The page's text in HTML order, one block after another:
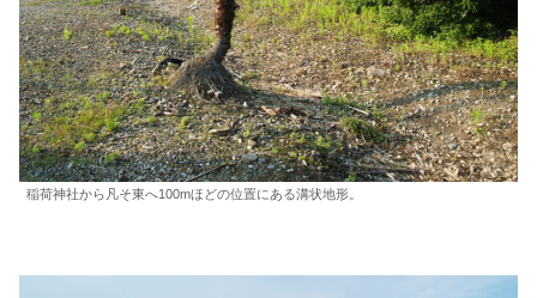
稲荷神社から凡そ東へ100mほどの位置にある溝状地形。